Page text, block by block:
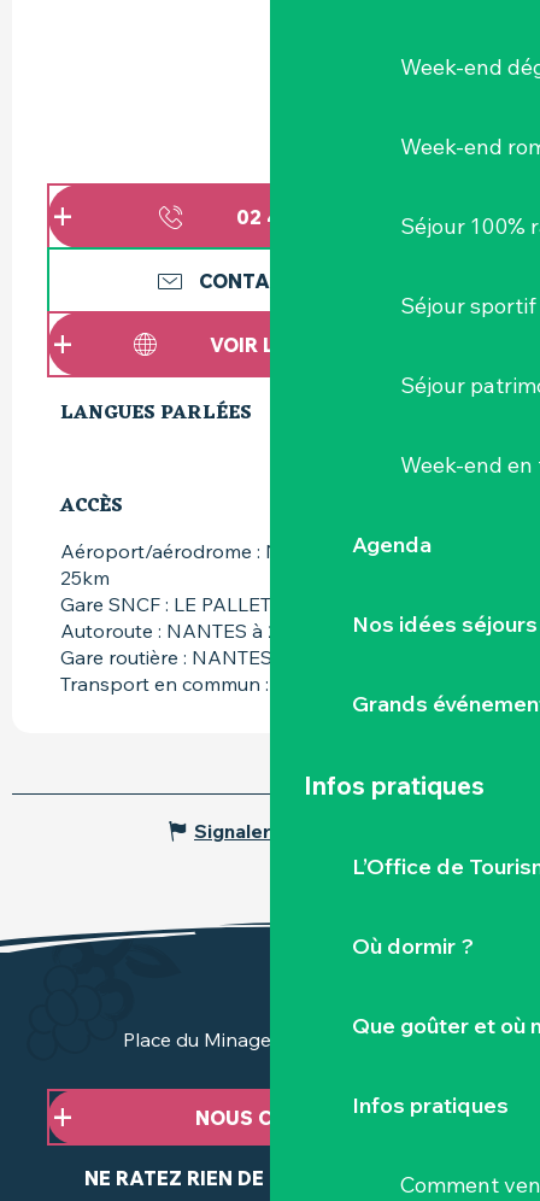
Week-end
Week-end
Séjour 100%
Séjour sportif
Séjour
Week-end
Agenda
Nos idées séjours
Grands
Infos pratiques
L’Office de
Où dormir ?
Que goûter et où
Infos pratiques
Comment
02 40 54 61
CONTACTEZ-NOUS
VOIR LES SITES WEB
LANGUES PARLÉES
LANGUES PARLÉES
ACCÈS
ACCÈS
Aéroport/aérodrome : Nantes Atlantique à
25km
Gare SNCF : LE PALLET à 3km
Autoroute : NANTES à 20km
Gare routière : NANTES à 20km
Transport en commun : BUSWAY à 10km
Signaler une erreur
Place du Minage - 44190 Clisson
NOUS CONTACTER
NE RATEZ RIEN DE NOTRE ACTUALITÉ